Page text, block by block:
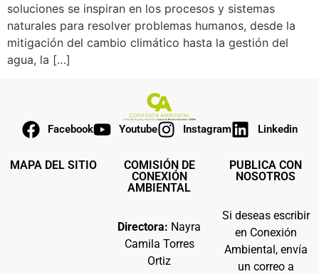
soluciones se inspiran en los procesos y sistemas
naturales para resolver problemas humanos, desde la
mitigación del cambio climático hasta la gestión del
agua, la […]
Facebook Youtube Instagram Linkedin
MAPA DEL SITIO
COMISIÓN DE
CONEXIÓN
AMBIENTAL
Directora: Nayra
Camila Torres
Ortiz
PUBLICA CON
NOSOTROS
Si deseas escribir
en Conexión
Ambiental, envía
un correo a